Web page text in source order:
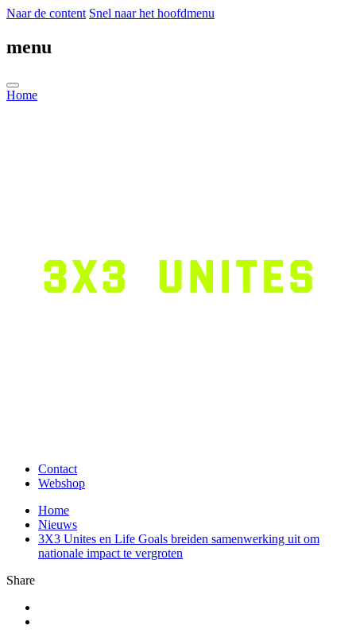
Naar de content Snel naar het hoofdmenu
menu
Home
Contact
Webshop
Home
Nieuws
3X3 Unites en Life Goals breiden samenwerking uit om
nationale impact te vergroten
Share